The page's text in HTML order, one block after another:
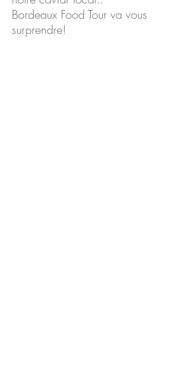
Bordeaux Food Tour va vous
surprendre!